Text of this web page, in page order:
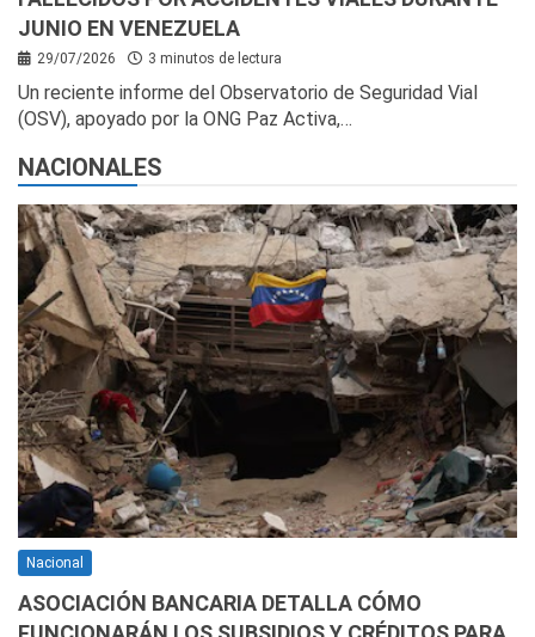
JUNIO EN VENEZUELA
29/07/2026 3 minutos de lectura
Un reciente informe del Observatorio de Seguridad Vial
(OSV), apoyado por la ONG Paz Activa,…
NACIONALES
Nacional
ASOCIACIÓN BANCARIA DETALLA CÓMO